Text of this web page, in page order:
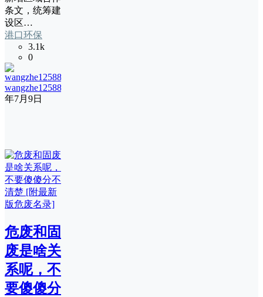
条文，统筹建
设区…
港口环保
3.1k
0
wangzhe12588
年7月9日
危废和固
废是啥关
系呢，不
要傻傻分